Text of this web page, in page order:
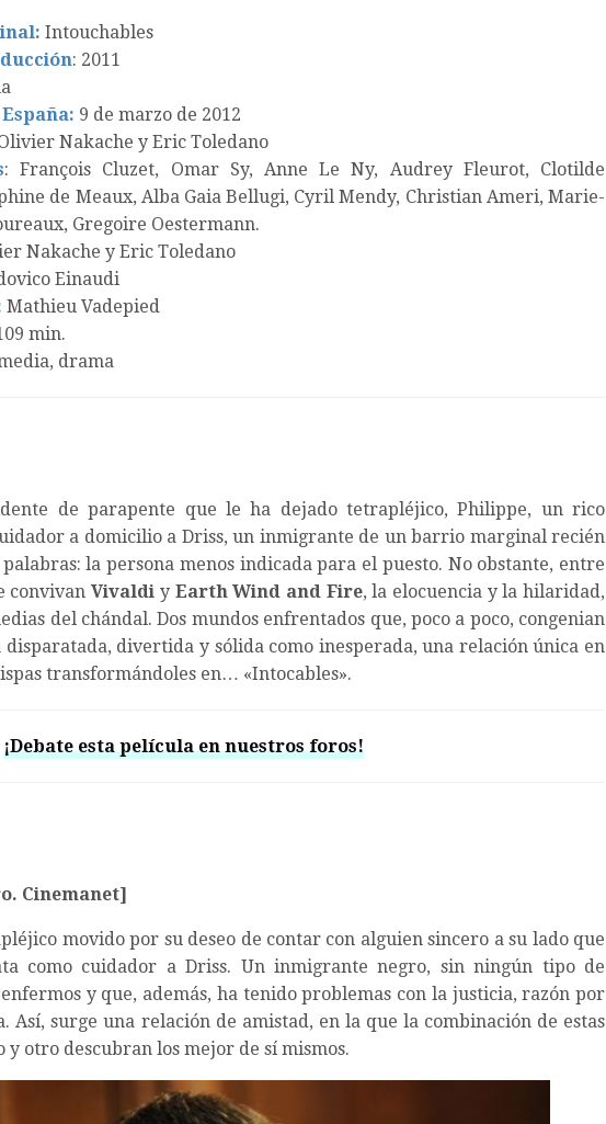
Intouchables
: 2011
9 de marzo de 2012
Nakache y Eric Toledano
: François Cluzet, Omar Sy, Anne Le Ny, Audrey Fleurot, Clotilde
de Meaux, Alba Gaia Bellugi, Cyril Mendy, Christian Ameri, Marie-
Gregoire Oestermann.
Nakache y Eric Toledano
Einaudi
Mathieu Vadepied
min.
drama
de parapente que le ha dejado tetrapléjico, Philippe, un rico
a domicilio a Driss, un inmigrante de un barrio marginal recién
la persona menos indicada para el puesto. No obstante, entre
convivanVivaldi y Earth Wind and Fire, la elocuencia y la hilaridad,
del chándal. Dos mundos enfrentados que, poco a poco, congenian
divertida y sólida como inesperada, una relación única en
transformándoles en… «Intocables».
¡Debate esta película en nuestros foros!
Cinemanet]
movido por su deseo de contar con alguien sincero a su lado que
como cuidador a Driss. Un inmigrante negro, sin ningún tipo de
y que, además, ha tenido problemas con la justicia, razón por
Así, surge una relación de amistad, en la que la combinación de estas
otro descubran los mejor de sí mismos.